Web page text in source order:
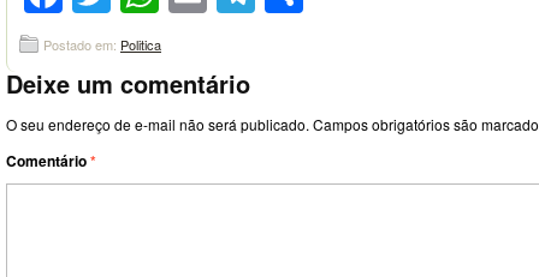
Postado em: Politica
Deixe um comentário
O seu endereço de e-mail não será publicado. Campos obrigatórios são
Comentário*